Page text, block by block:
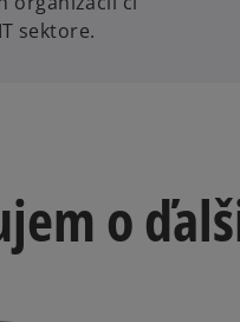
sektore.
o